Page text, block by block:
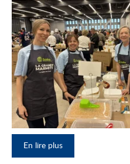
En lire plus